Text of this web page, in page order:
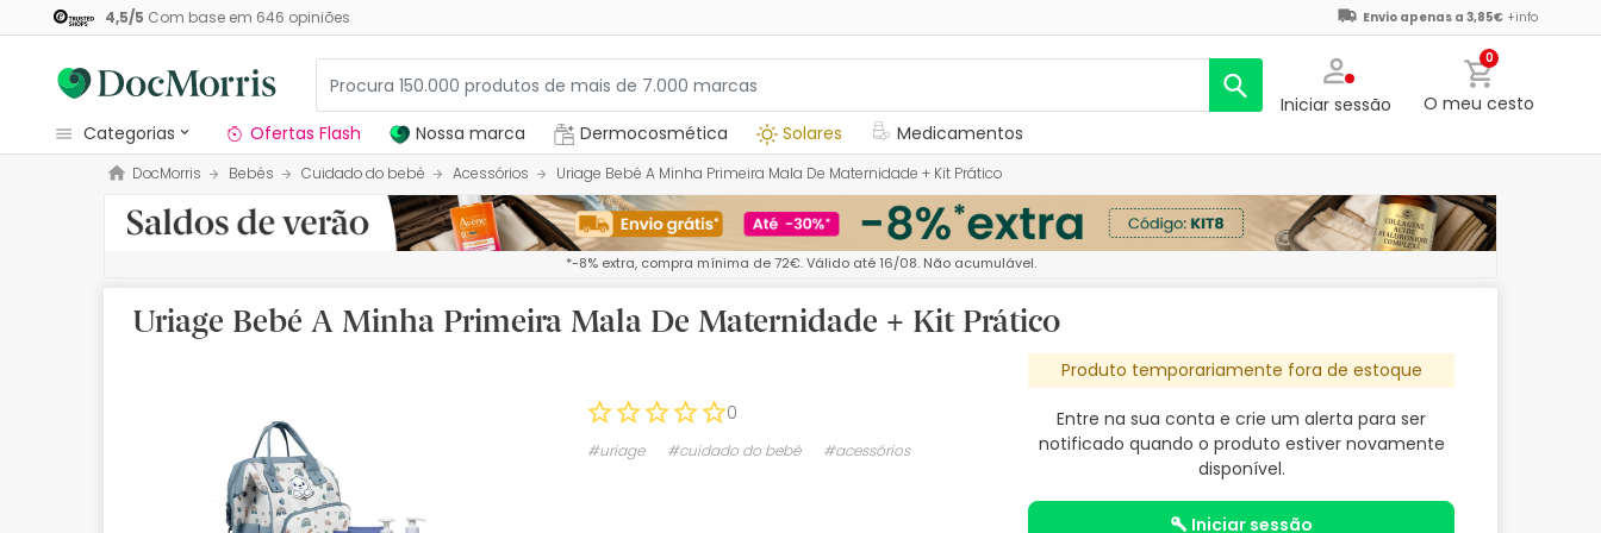
4,5/5 Com base em 646 opiniões Envio apenas a 3,85€ +info
Iniciar sessão
0
O meu cesto
categorias
Dermocosmetica
Nossa marca
Medicamentos
Ofertas Flash Nossa marca Dermocosmética Solares Medicamentos
DocMorris Bebés Cuidado do bebé Acessórios Uriage Bebé A Minha Primeira Mala De Maternidade + Kit Prático
*-8% extra, compra mínima de 72€. Válido até 16/08. Não acumulável.
Uriage Bebé A Minha Primeira Mala De Maternidade + Kit Prático
Produto temporariamente fora de estoque
Entre na sua conta e crie um alerta para ser
notificado quando o produto estiver novamente
disponível.
iniciar sessão
0
#uriage #cuidado do bebé #acessórios